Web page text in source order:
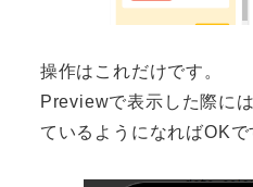
操作はこれだけです。
Previewで表示した際に
ているようになればOKで